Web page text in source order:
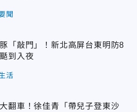
聞
「敲門」！新北高屏台東明防8
到入夜
活
翻車！徐佳青「帶兒子登東沙